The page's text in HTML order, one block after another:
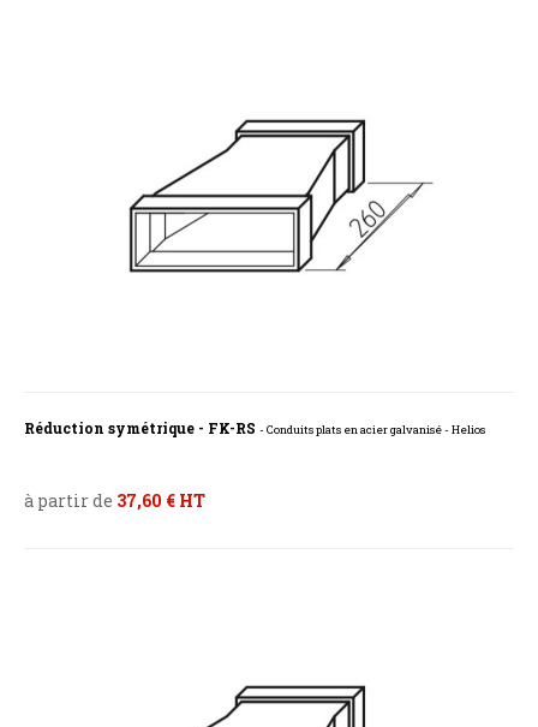
Réduction symétrique - FK-RS - Conduits plats en acier galvanisé - Helios
à partir de 37,60 € HT